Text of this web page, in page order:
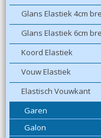
Glans Elastiek 4cm
Glans Elastiek 6cm
Koord Elastiek
Vouw Elastiek
Elastisch Vouwkant
Garen
Galon